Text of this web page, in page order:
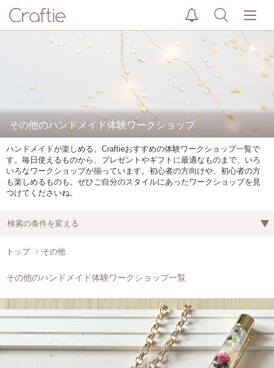
その他のハンドメイド体験ワークショップ
ハンドメイドが楽しめる、Craftieおすすめの体験ワークショップ一覧で
す。毎日使えるものから、プレゼントやギフトに最適なものまで、いろ
いろなワークショップが揃っています。初心者の方向けや、初心者の方
も楽しめるものも。ぜひご自分のスタイルにあったワークショップを見
つけてくださいね。
検索の条件を変える
トップ その他
その他のハンドメイド体験ワークショップ一覧